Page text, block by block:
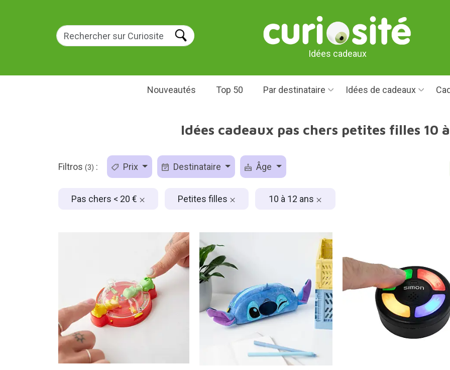
Idées cadeaux
Nouveautés Top 50 Par destinataire Idées de cadeaux
Idées cadeaux pas chers petites filles 10
Filtros (3) : Prix Destinataire Âge
Pas chers < 20 € Petites filles 10 à 12 ans